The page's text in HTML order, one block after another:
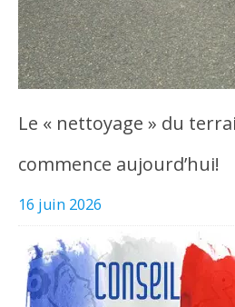
Le « nettoyage » du
commence aujourd’hui!
16 juin 2026